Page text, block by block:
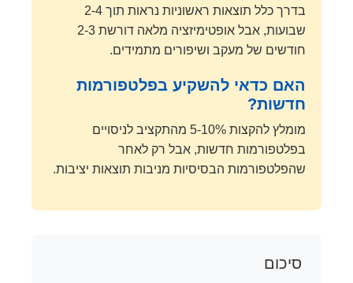
בדרך כלל תוצאות ראשוניות נראות תוך 2-4
שבועות, אבל אופטימיזציה מלאה דורשת 2-3
חודשים של מעקב ושיפורים מתמידים.
האם כדאי להשקיע בפלטפורמות
חדשות?
מומלץ להקצות 5-10% מהתקציב לניסויים
בפלטפורמות חדשות, אבל רק לאחר
שהפלטפורמות הבסיסיות מניבות תוצאות יציבות.
סיכום